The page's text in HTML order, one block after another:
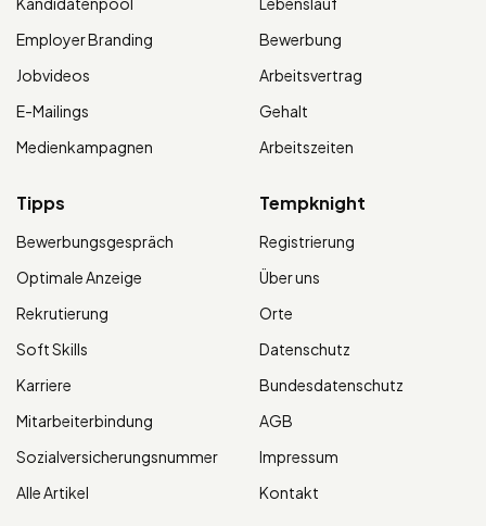
Employer Branding
Jobvideos
E-Mailings
Medienkampagnen
Bewerbung
Arbeitsvertrag
Gehalt
Arbeitszeiten
Tipps
Bewerbungsgespräch
Optimale Anzeige
Rekrutierung
Soft Skills
Karriere
Mitarbeiterbindung
Sozialversicherungsnummer
Alle Artikel
Tempknight
Registrierung
Über uns
Orte
Datenschutz
Bundesdatenschutz
AGB
Impressum
Kontakt